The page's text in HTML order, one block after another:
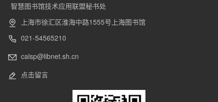
智慧图书馆技术应用联盟秘书处
上海市徐汇区淮海中路1555号上海图书馆
021-54565210
calsp@libnet.sh.cn
点击留言